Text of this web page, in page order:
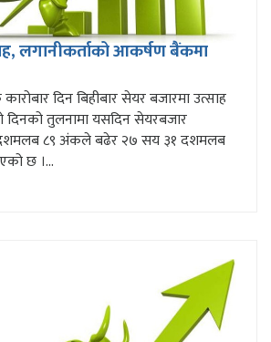
लगानीकर्ताको आकर्षण बैंकमा
दिन बिहीबार सेयर बजारमा उत्साह
दिनको तुलनामा यसदिन सेयरबजार
८९ अंकले बढेर २७ सय ३१ दशमलब
छ ।...